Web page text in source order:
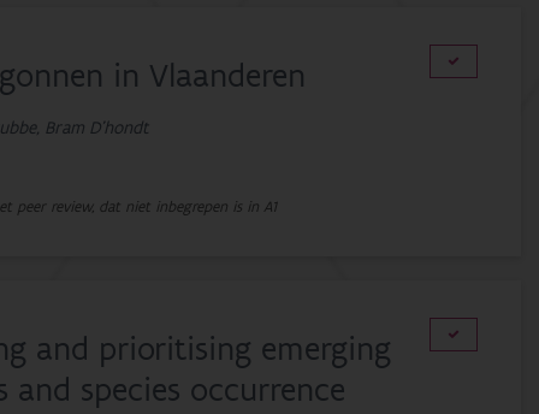
in Vlaanderen
Bram D'hondt
peer review, dat niet inbegrepen is in A1
and prioritising emerging
and species occurrence